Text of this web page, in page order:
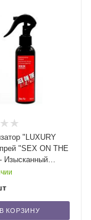
"LUXURY
"SEX ON THE
Изысканный
сочных
В КОРЗИНУ